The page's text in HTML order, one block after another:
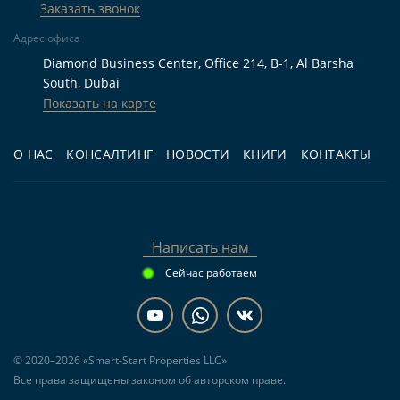
О НАС КОНСАЛТИНГ НОВОСТИ КНИГИ КОНТАКТЫ
Заказать звонок
Адрес офиса
Diamond Business Center, Office 214, B-1, Al Barsha
South, Dubai
Показать на карте
Написать нам
Сейчас работаем
© 2020–2026 «Smart-Start Properties LLC»
Все права защищены законом об авторском праве.